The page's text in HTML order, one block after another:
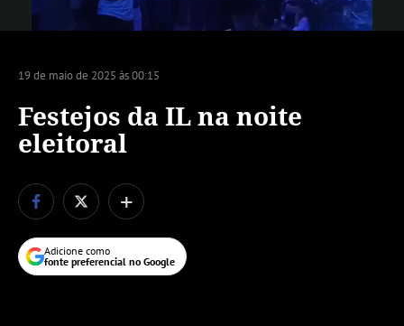
19 de maio de 2025 às 00:15
Festejos da IL na noite
eleitoral
+
Adicione como
fonte preferencial no Google